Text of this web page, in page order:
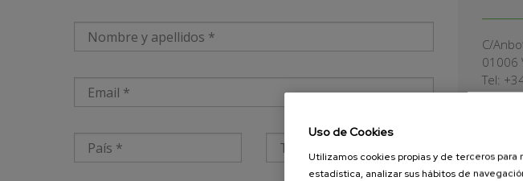
Nombre y apellidos*
Email*
País* Teléfono
C/
01006
Tel:
Email:
Uso de Cookies
Utilizamos cookies propias y de terceros
estadística, analizar sus hábitos de